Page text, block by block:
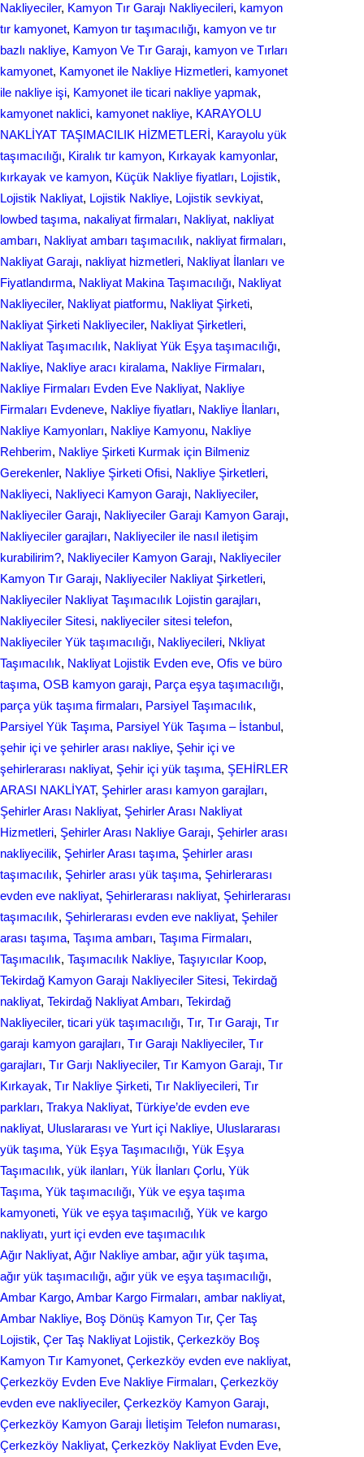
Nakliyeciler, Kamyon Tır Garajı Nakliyecileri, kamyon
tır kamyonet, Kamyon tır taşımacılığı, kamyon ve tır
bazlı nakliye, Kamyon Ve Tır Garajı, kamyon ve Tırları
kamyonet, Kamyonet ile Nakliye Hizmetleri, kamyonet
ile nakliye işi, Kamyonet ile ticari nakliye yapmak
kamyonet naklici, kamyonet nakliye, KARAYOLU
NAKLİYAT TAŞIMACILIK HİZMETLERİ, Karayolu yük
taşımacılığı, Kiralık tır kamyon, Kırkayak kamyonlar
kırkayak ve kamyon, Küçük Nakliye fiyatları, Lojistik
Lojistik Nakliyat, Lojistik Nakliye, Lojistik sevkiyat
lowbed taşıma, nakaliyat firmaları, Nakliyat, nakliyat
ambarı, Nakliyat ambarı taşımacılık, nakliyat firmaları
Nakliyat Garajı, nakliyat hizmetleri, Nakliyat İlanları ve
Fiyatlandırma, Nakliyat Makina Taşımacılığı, Nakliyat
Nakliyeciler, Nakliyat piatformu, Nakliyat Şirketi
Nakliyat Şirketi Nakliyeciler, Nakliyat Şirketleri
Nakliyat Taşımacılık, Nakliyat Yük Eşya taşımacılığı
Nakliye, Nakliye aracı kiralama, Nakliye Firmaları
Nakliye Firmaları Evden Eve Nakliyat, Nakliye
Firmaları Evdeneve, Nakliye fiyatları, Nakliye İlanları
Nakliye Kamyonları, Nakliye Kamyonu, Nakliye
Rehberim, Nakliye Şirketi Kurmak için Bilmeniz
Gerekenler, Nakliye Şirketi Ofisi, Nakliye Şirketleri
Nakliyeci, Nakliyeci Kamyon Garajı, Nakliyeciler
Nakliyeciler Garajı, Nakliyeciler Garajı Kamyon Garajı
Nakliyeciler garajları, Nakliyeciler ile nasıl iletişim
kurabilirim?, Nakliyeciler Kamyon Garajı, Nakliyeciler
Kamyon Tır Garajı, Nakliyeciler Nakliyat Şirketleri
Nakliyeciler Nakliyat Taşımacılık Lojistin garajları
Nakliyeciler Sitesi, nakliyeciler sitesi telefon
Nakliyeciler Yük taşımacılığı, Nakliyecileri, Nkliyat
Taşımacılık, Nаkliyаt Lojistik Evdеn eve, Ofis ve büro
taşıma, OSB kamyon garajı, Parça eşya taşımacılığı
parça yük taşıma firmaları, Parsiyel Taşımacılık
Parsiyel Yük Taşıma, Parsiyel Yük Taşıma – İstanbul
şehir içi ve şehirler arası nakliye, Şehir içi ve
şehirlerarası nakliyat, Şehir içi yük taşıma, ŞEHİRLER
ARASI NAKLİYAT, Şehirler arası kamyon garajları
Şehirler Arası Nakliyat, Şehirler Arası Nakliyat
Hizmetleri, Şehirler Arası Nakliye Garajı, Şehirler arası
nakliyecilik, Şehirler Arası taşıma, Şehirler arası
taşımacılık, Şehirler arası yük taşıma, Şehirlerarası
evden eve nakliyat, Şehirlerarası nakliyat, Şehirlerarası
taşımacılık, Şehirlerarası еvdеn eve naklіyat, Şеhilеr
arası taşıma, Taşıma ambarı, Taşıma Firmaları
Taşımacılık, Taşımacılık Nakliye, Taşıyıcılar Koop
Tekirdağ Kamyon Garajı Nakliyeciler Sitesi, Tekirdağ
nakliyat, Tekirdağ Nakliyat Ambarı, Tekirdağ
Nakliyeciler, ticari yük taşımacılığı, Tır, Tır Garajı, Tır
garajı kamyon garajları, Tır Garajı Nakliyeciler, Tır
garajları, Tır Garjı Nakliyeciler, Tır Kamyon Garajı, Tır
Kırkayak, Tır Nakliye Şirketi, Tır Nakliyecileri, Tır
parkları, Trakya Nakliyat, Türkiye’de evden eve
nakliyat, Uluslararası ve Yurt içi Nakliye, Uluslararası
yük taşıma, Yük Eşya Taşımacılığı, Yük Eşya
Taşımacılık, yük ilanları, Yük İlanları Çorlu, Yük
Taşıma, Yük taşımacılığı, Yük ve eşya taşıma
kamyoneti, Yük ve eşya taşımacılığ, Yük ve kargo
nakliyatı, yurt içi evden еvе taşımacılık
Ağır Nakliyat, Ağır Nakliye ambar, ağır yük taşıma
ağır yük taşımacılığı, ağır yük ve eşya taşımacılığı
Ambar Kargo, Ambar Kargo Firmaları, ambar nakliyat
Ambar Nakliye, Boş Dönüş Kamyon Tır, Çer Taş
Lojistik, Çer Taş Nakliyat Lojistik, Çerkezköy Boş
Kamyon Tır Kamyonet, Çerkezköy evden eve nakliyat
Çerkezköy Evden Eve Nakliye Firmaları, Çerkezköy
evden eve nakliyeciler, Çerkezköy Kamyon Garajı
Çerkezköy Kamyon Garajı İletişim Telefon numarası
Çerkezköy Nakliyat, Çerkezköy Nakliyat Evden Eve